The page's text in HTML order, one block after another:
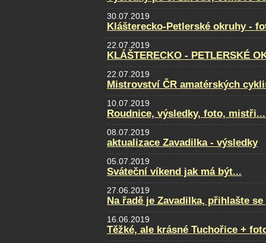
30.07.2019
Klášterecko-Petlerské okruhy -
22.07.2019
KLÁŠTERECKO - PETLERSKÉ
22.07.2019
Mistrovství ČR amatérských
10.07.2019
Roudnice, výsledky, foto,
08.07.2019
aktualizace Zavadilka - výsledky
05.07.2019
Sváteční víkend jak má být...
27.06.2019
Na řadě je Zavadilka, přihlašte
16.06.2019
Těžké, ale krásné Tuchořice +